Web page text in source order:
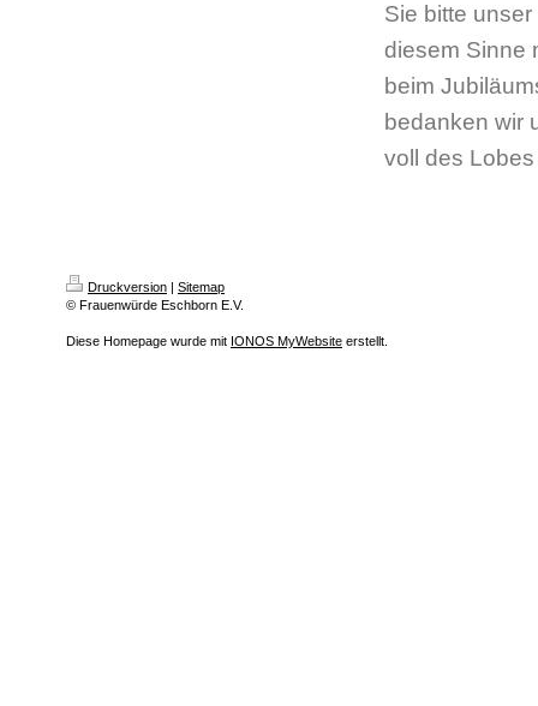
Sie bitte
diesem Sinne
beim
bedanken wir
voll des
Druckversion | Sitemap
© Frauenwürde Eschborn E.V.
Diese Homepage wurde mit IONOS MyWebsite erstellt.